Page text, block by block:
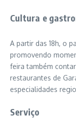
Cultura e
A partir das 18h, o
promovendo
feira também
restaurantes de
especialidades
Serviço